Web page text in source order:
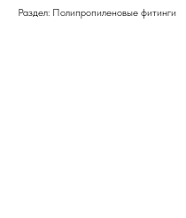
Раздел: Полипропиленовые фитинги